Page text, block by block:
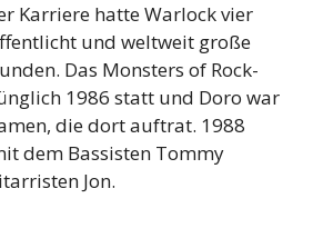
Karriere hatte Warlock vier
und weltweit große
Das Monsters of Rock-
1986 statt und Doro war
die dort auftrat. 1988
dem Bassisten Tommy
Jon.